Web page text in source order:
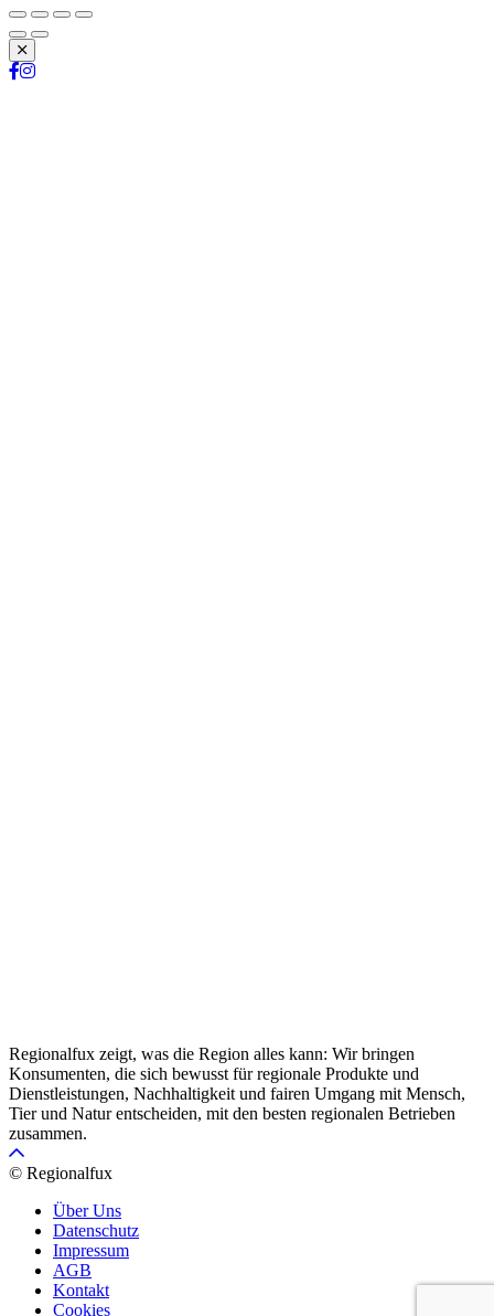
Schließen
Regionalfux zeigt, was die Region alles kann: Wir bringen
Konsumenten, die sich bewusst für regionale Produkte und
Dienstleistungen, Nachhaltigkeit und fairen Umgang mit Mensch,
Tier und Natur entscheiden, mit den besten regionalen Betrieben
zusammen.
© Regionalfux
Über Uns
Datenschutz
Impressum
AGB
Kontakt
Cookies